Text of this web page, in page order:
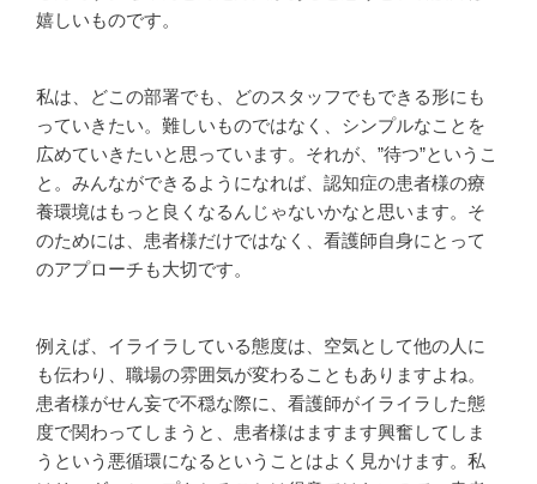
嬉しいものです。
私は、どこの部署でも、どのスタッフでもできる形にも
っていきたい。難しいものではなく、シンプルなことを
広めていきたいと思っています。それが、”待つ”というこ
と。みんなができるようになれば、認知症の患者様の療
養環境はもっと良くなるんじゃないかなと思います。そ
のためには、患者様だけではなく、看護師自身にとって
のアプローチも大切です。
例えば、イライラしている態度は、空気として他の人に
も伝わり、職場の雰囲気が変わることもありますよね。
患者様がせん妄で不穏な際に、看護師がイライラした態
度で関わってしまうと、患者様はますます興奮してしま
うという悪循環になるということはよく見かけます。私